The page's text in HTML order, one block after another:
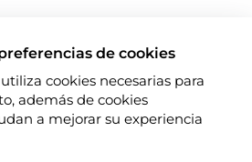
de cookies
cookies necesarias para
además de cookies
a mejorar su experiencia